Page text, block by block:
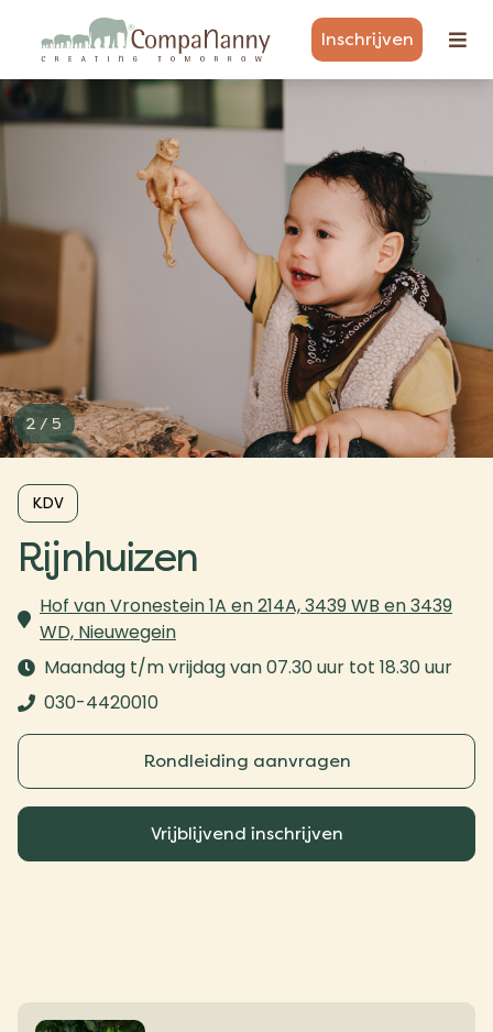
Inschrijven
3 / 5
KDV
Rijnhuizen
Hof van Vronestein 1A en 214A, 3439 WB en 3439
WD, Nieuwegein
Maandag t/m vrijdag van 07.30 uur tot 18.30 uur
030-4420010
Rondleiding aanvragen
Vrijblijvend inschrijven